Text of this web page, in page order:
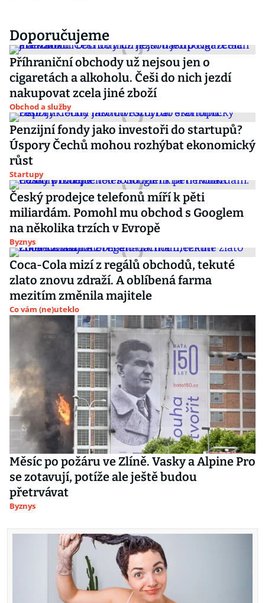
Doporučujeme
Příhraniční obchody už nejsou jen o
cigaretách a alkoholu. Češi do nich jezdí
nakupovat zcela jiné zboží
Obchod a služby
Penzijní fondy jako investoři do startupů?
Úspory Čechů mohou rozhýbat ekonomický
růst
Startupy
Český prodejce telefonů míří k pěti
miliardám. Pomohl mu obchod s Googlem
na několika trzích v Evropě
Byznys
Coca-Cola mizí z regálů obchodů, tekuté
zlato znovu zdraží. A oblíbená farma
mezitím změnila majitele
Co vám (ne)uteklo
Měsíc po požáru ve Zlíně. Vasky a Alpine Pro
se zotavují, potíže ale ještě budou
přetrvávat
Byznys